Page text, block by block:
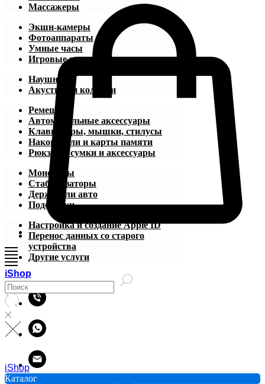
iShop
Массажеры
Экшн-камеры
Фотоаппараты
Умные часы
Игровые приставки
Наушники
Акустика и колонки
Ремешки
Автомобильные аксессуары
Клавиатуры, мышки, стилусы
Накопители и карты памяти
Рюкзаки, сумки и аксессуары
Моноподы
Стабилизаторы
Держатели авто
Подставки
Настройка и создание Apple ID
Перенос данных со старого
устройства
Другие услуги
iShop
Каталог